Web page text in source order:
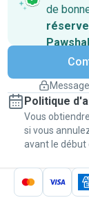
de
Gardez tout
message au
Politique
Vous
si vous
avant le début